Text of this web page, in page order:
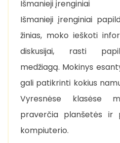
Išmanieji įrenginiai
Išmanieji įrenginiai
žinias, moko ieškoti
diskusijai, rasti
medžiagą. Mokinys
gali patikrinti kokius
Vyresnėse klasėse
praverčia planšetės ir
kompiuterio.